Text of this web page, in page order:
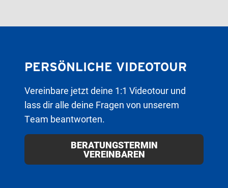
PERSÖNLICHE VIDEOTOUR
Vereinbare jetzt deine 1:1 Videotour und
lass dir alle deine Fragen von unserem
Team beantworten.
BERATUNGSTERMIN
VEREINBAREN